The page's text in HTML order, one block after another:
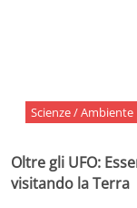
Scienze / Ambiente
Oltre gli UFO:
visitando la Terra